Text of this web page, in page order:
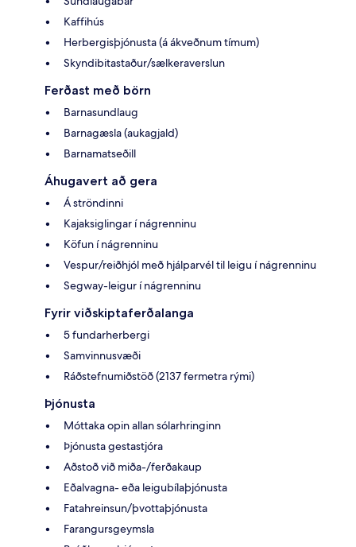
Kaffihús
Herbergisþjónusta (á ákveðnum tímum)
Skyndibitastaður/sælkeraverslun
Ferðast með börn
Barnasundlaug
Barnagæsla (aukagjald)
Barnamatseðill
Áhugavert að gera
Á ströndinni
Kajaksiglingar í nágrenninu
Köfun í nágrenninu
Vespur/reiðhjól með hjálparvél til leigu í nágrenninu
Segway-leigur í nágrenninu
Fyrir viðskiptaferðalanga
5 fundarherbergi
Samvinnusvæði
Ráðstefnumiðstöð (2137 fermetra rými)
Þjónusta
Móttaka opin allan sólarhringinn
Þjónusta gestastjóra
Aðstoð við miða-/ferðakaup
Eðalvagna- eða leigubílaþjónusta
Fatahreinsun/þvottaþjónusta
Farangursgeymsla